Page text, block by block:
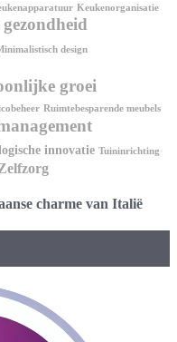
Keukenorganisatie
design
groei
Ruimtebesparende meubels
innovatie Tuininrichting
charme van Italië